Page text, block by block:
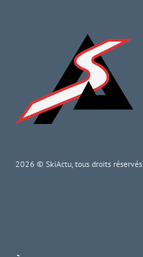
2026 © SkiActu, tous droits réservés